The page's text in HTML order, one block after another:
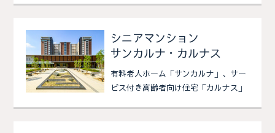
シニアマンション
サンカルナ・カルナス
有料老人ホーム「サンカルナ」、サー
ビス付き高齢者向け住宅「カルナス」